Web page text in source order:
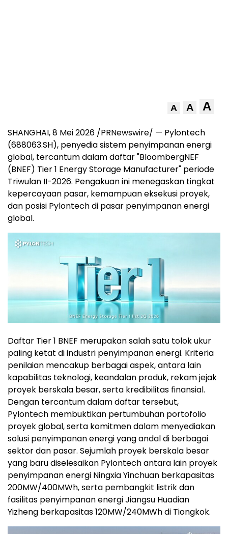
A A A
SHANGHAI,8 Mei 2026 /PRNewswire/ — Pylontech
(688063.SH), penyedia sistem penyimpanan energi
global, tercantum dalam daftar "BloombergNEF
(BNEF) Tier 1 Energy Storage Manufacturer" periode
Triwulan II-2026. Pengakuan ini menegaskan tingkat
kepercayaan pasar, kemampuan eksekusi proyek,
dan posisi Pylontech di pasar penyimpanan energi
global.
Daftar Tier 1 BNEF merupakan salah satu tolok ukur
paling ketat di industri penyimpanan energi. Kriteria
penilaian mencakup berbagai aspek, antara lain
kapabilitas teknologi, keandalan produk, rekam jejak
proyek berskala besar, serta kredibilitas finansial.
Dengan tercantum dalam daftar tersebut,
Pylontech membuktikan pertumbuhan portofolio
proyek global, serta komitmen dalam menyediakan
solusi penyimpanan energi yang andal di berbagai
sektor dan pasar. Sejumlah proyek berskala besar
yang baru diselesaikan Pylontech antara lain proyek
penyimpanan energi Ningxia Yinchuan berkapasitas
200MW/400MWh, serta pembangkit listrik dan
fasilitas penyimpanan energi Jiangsu Huadian
Yizheng berkapasitas 120MW/240MWh di Tiongkok.